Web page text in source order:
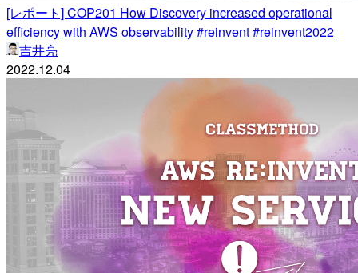
[レポート] COP201 How Discovery increased operational
efficiency with AWS observability #reinvent #reinvent2022
吉井亮
2022.12.04